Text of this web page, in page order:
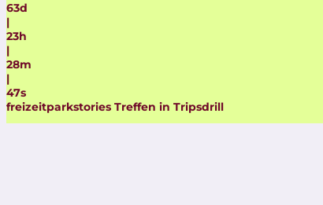
63d
|
23h
|
28m
|
45s
freizeitparkstories Treffen in Tripsdrill